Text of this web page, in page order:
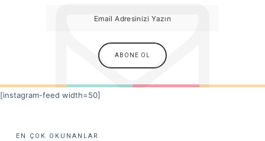
[instagram-feed width=50]
EN ÇOK OKUNANLAR